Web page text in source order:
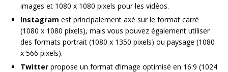
images et 1080 x 1080 pixels pour les vidéos.
Instagram est principalement axé sur le format carré
(1080 x 1080 pixels), mais vous pouvez également utiliser
des formats portrait (1080 x 1350 pixels) ou paysage (1080
x 566 pixels).
Twitter propose un format d’image optimisé en 16:9 (1024